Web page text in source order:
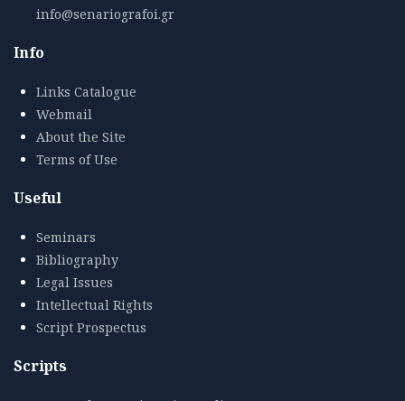
info@senariografoi.gr
Info
Links Catalogue
Webmail
About the Site
Terms of Use
Useful
Seminars
Bibliography
Legal Issues
Intellectual Rights
Script Prospectus
Scripts